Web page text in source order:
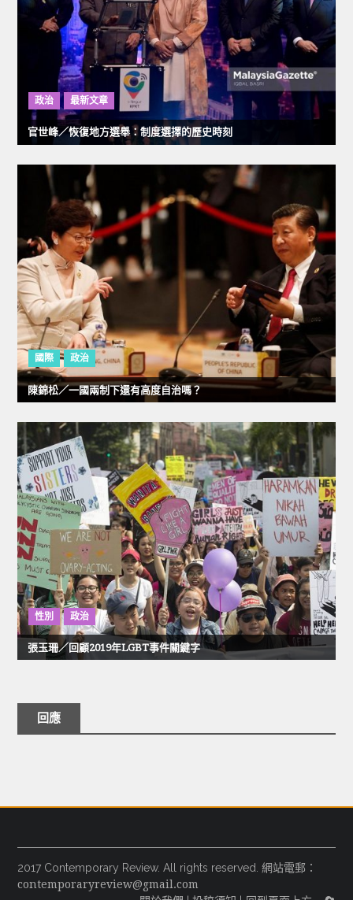
政治 最新文章
官世峰／恢復地方選舉：制度選擇的歷史時刻
國際 政治
陳錦松／一國兩制下還有高度自治嗎？
性別 政治
張玉珊／回顧2019年LGBT事件關鍵字
回應
2017 Contemporary Review. All rights reserved. 網站電郵：
contemporaryreview@gmail.com